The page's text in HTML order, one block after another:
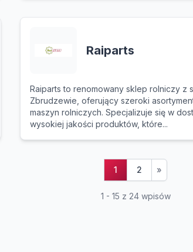
Raiparts
Raiparts to renomowany sklep rolniczy z
Zbrudzewie, oferujący szeroki
maszyn rolniczych. Specjalizuje się w
wysokiej jakości produktów, które...
1 2 »
1 - 15 z 24 wpisów